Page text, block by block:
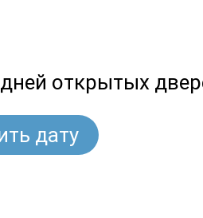
открытых
дату